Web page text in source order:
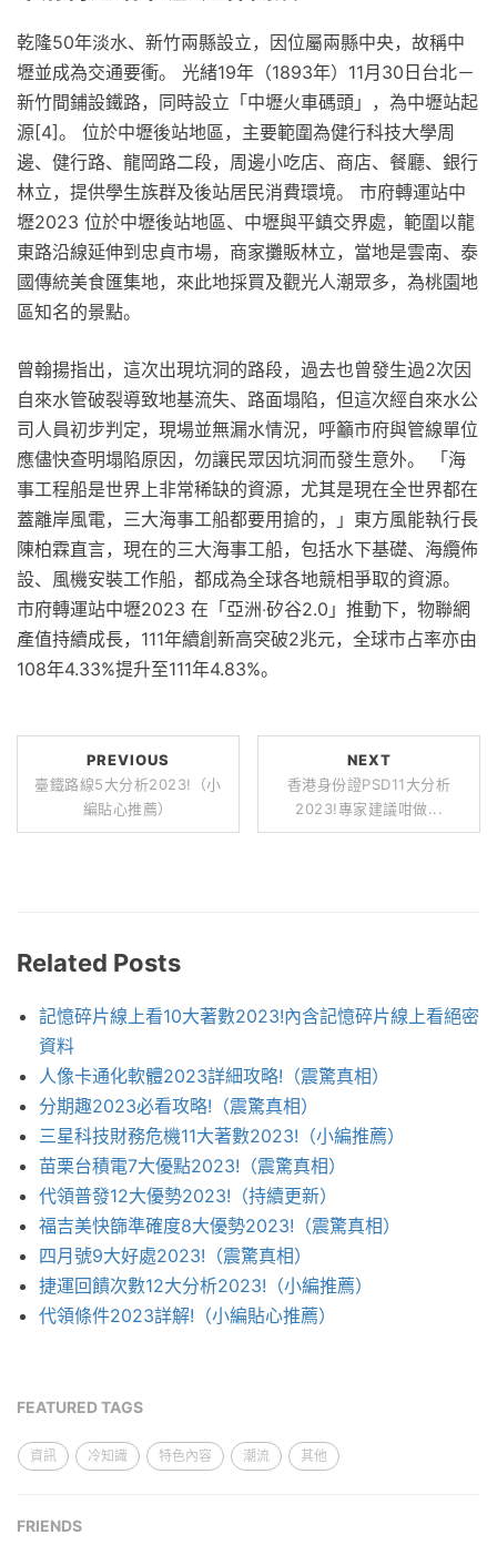
乾隆50年淡水、新竹兩縣設立，因位屬兩縣中央，故稱中
壢並成為交通要衝。 光緒19年（1893年）11月30日台北－
新竹間鋪設鐵路，同時設立「中壢火車碼頭」，為中壢站起
源[4]。 位於中壢後站地區，主要範圍為健行科技大學周
邊、健行路、龍岡路二段，周邊小吃店、商店、餐廳、銀行
林立，提供學生族群及後站居民消費環境。 市府轉運站中
壢2023 位於中壢後站地區、中壢與平鎮交界處，範圍以龍
東路沿線延伸到忠貞市場，商家攤販林立，當地是雲南、泰
國傳統美食匯集地，來此地採買及觀光人潮眾多，為桃園地
區知名的景點。
曾翰揚指出，這次出現坑洞的路段，過去也曾發生過2次因
自來水管破裂導致地基流失、路面塌陷，但這次經自來水公
司人員初步判定，現場並無漏水情況，呼籲市府與管線單位
應儘快查明塌陷原因，勿讓民眾因坑洞而發生意外。 「海
事工程船是世界上非常稀缺的資源，尤其是現在全世界都在
蓋離岸風電，三大海事工船都要用搶的，」東方風能執行長
陳柏霖直言，現在的三大海事工船，包括水下基礎、海纜佈
設、風機安裝工作船，都成為全球各地競相爭取的資源。
市府轉運站中壢2023 在「亞洲‧矽谷2.0」推動下，物聯網
產值持續成長，111年續創新高突破2兆元，全球市占率亦由
108年4.33%提升至111年4.83%。
PREVIOUS
臺鐵路線5大分析2023!（小
編貼心推薦）
NEXT
香港身份證PSD11大分析
2023!專家建議咁做...
Related Posts
記憶碎片線上看10大著數2023!內含記憶碎片線上看絕密
資料
人像卡通化軟體2023詳細攻略!（震驚真相）
分期趣2023必看攻略!（震驚真相）
三星科技財務危機11大著數2023!（小編推薦）
苗栗台積電7大優點2023!（震驚真相）
代領普發12大優勢2023!（持續更新）
福吉美快篩準確度8大優勢2023!（震驚真相）
四月號9大好處2023!（震驚真相）
捷運回饋次數12大分析2023!（小編推薦）
代領條件2023詳解!（小編貼心推薦）
FEATURED TAGS
資訊 冷知識 特色內容 潮流 其他
FRIENDS